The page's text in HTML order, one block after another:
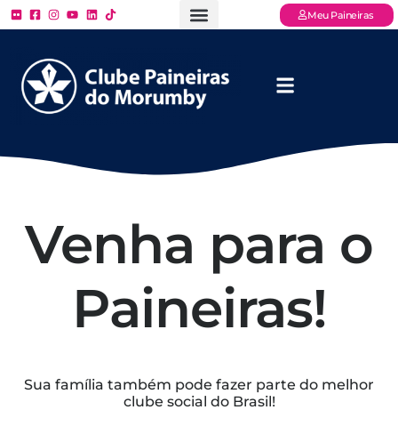
Meu Paineiras
Venha para o
Paineiras!
Sua família também pode fazer parte do melhor
clube social do Brasil!